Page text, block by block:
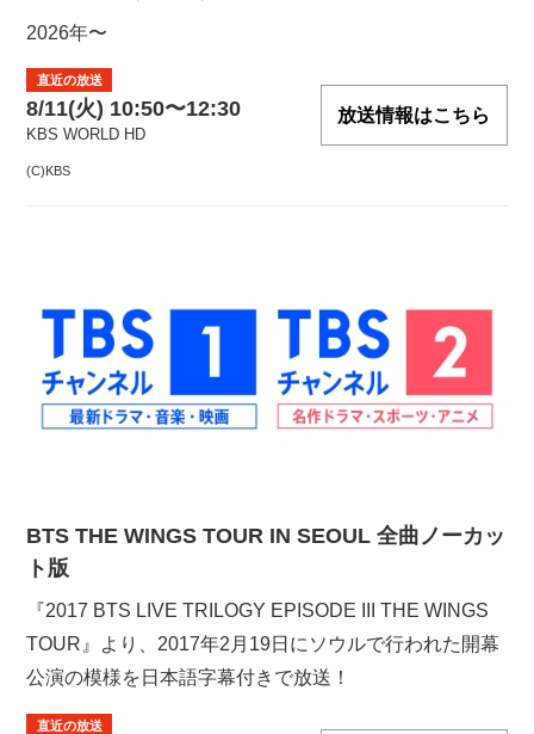
2026年〜
直近の放送
8/11(火) 10:50〜12:30
KBS WORLD HD
放送情報はこちら
(C)KBS
BTS THE WINGS TOUR IN SEOUL 全曲ノーカッ
ト版
『2017 BTS LIVE TRILOGY EPISODE III THE WINGS
TOUR』より、2017年2月19日にソウルで行われた開幕
公演の模様を日本語字幕付きで放送！
直近の放送